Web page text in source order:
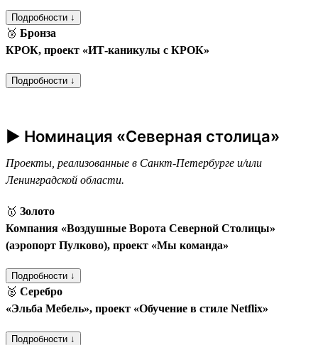
Подробности ↓
🥉 Бронза
КРОК, проект «ИТ-каникулы с КРОК»
Подробности ↓
► Номинация «Северная столица»
Проекты, реализованные в Санкт-Петербурге и/или
Ленинградской области.
🥇 Золото
Компания «Воздушные Ворота Северной Столицы»
(аэропорт Пулково), проект «Мы команда»
Подробности ↓
🥈 Серебро
«Эльба Мебель», проект «Обучение в стиле Netflix»
Подробности ↓